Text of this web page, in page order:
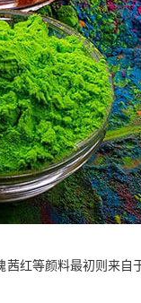
红等颜料最初则来